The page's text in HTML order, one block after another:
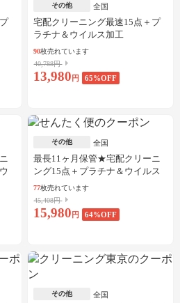
その他 全国
宅配クリーニング最速15点＋プ
ラチナ＆ウイルス加工
90枚売れています
40,788円
13,980 円 65%OFF
その他 全国
最長11ヶ月保管★宅配クリーニ
ング15点＋プラチナ＆ウイルス
加工
77枚売れています
45,408円
15,980 円 64%OFF
その他 全国